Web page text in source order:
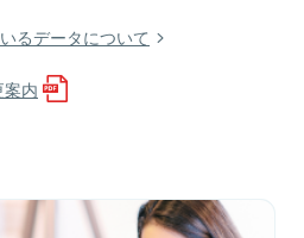
るデータについて
内